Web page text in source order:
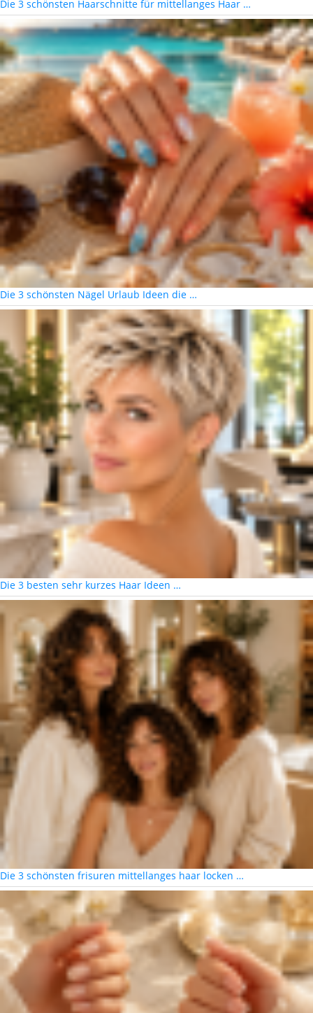
Die 3 schönsten Haarschnitte für mittellanges Haar …
Die 3 schönsten Nägel Urlaub Ideen die …
Die 3 besten sehr kurzes Haar Ideen …
Die 3 schönsten frisuren mittellanges haar locken …